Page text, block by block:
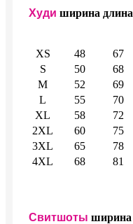
Худи ширина длина
XS 48
67
S
50
68
M
52
69
L
55
70
XL
58
72
2XL
60
75
3XL
65
78
4XL
68 81
Свитшоты ширина